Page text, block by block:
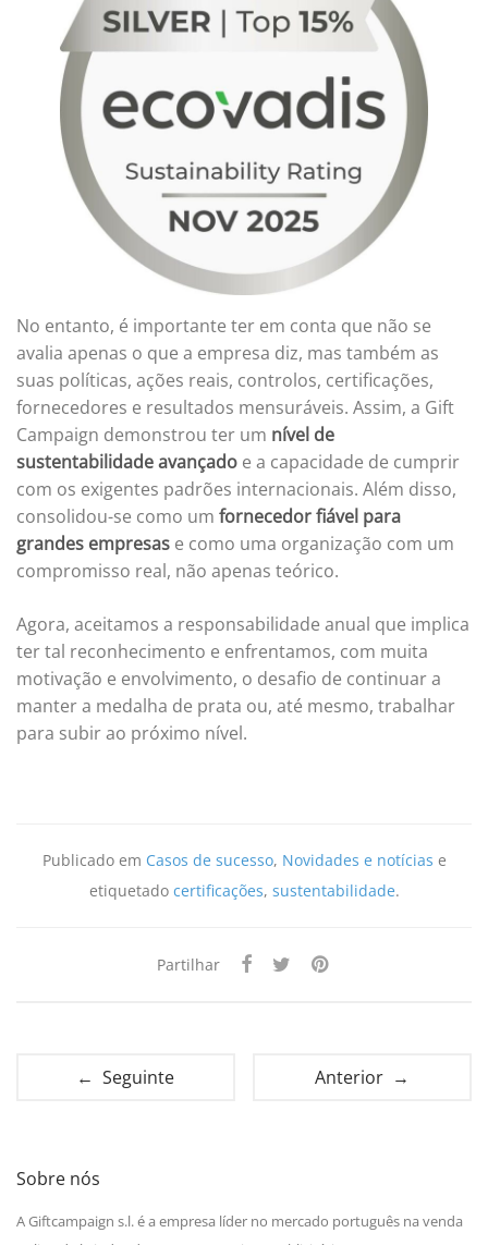
No entanto, é importante ter em conta que não se
avalia apenas o que a empresa diz, mas também as
suas políticas, ações reais, controlos, certificações,
fornecedores e resultados mensuráveis. Assim, a Gift
Campaign demonstrou ter um nível de
sustentabilidade avançado e a capacidade de cumprir
com os exigentes padrões internacionais. Além disso,
consolidou-se como um fornecedor fiável para
grandes empresas e como uma organização com um
compromisso real, não apenas teórico.
Agora, aceitamos a responsabilidade anual que implica
ter tal reconhecimento e enfrentamos, com muita
motivação e envolvimento, o desafio de continuar a
manter a medalha de prata ou, até mesmo, trabalhar
para subir ao próximo nível.
Publicado em Casos de sucesso, Novidades e notícias e
etiquetado certificações, sustentabilidade.
Partilhar
← Seguinte Anterior →
Sobre nós
A Giftcampaign s.l. é a empresa líder no mercado português na venda